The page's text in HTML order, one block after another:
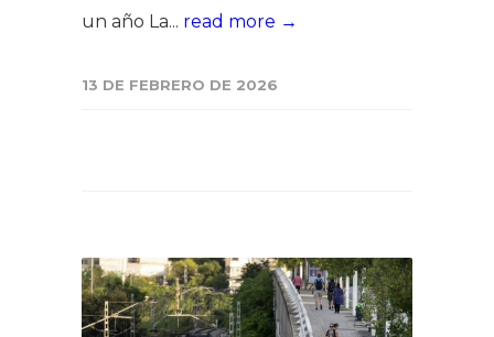
un año La... read more →
13 DE FEBRERO DE 2026